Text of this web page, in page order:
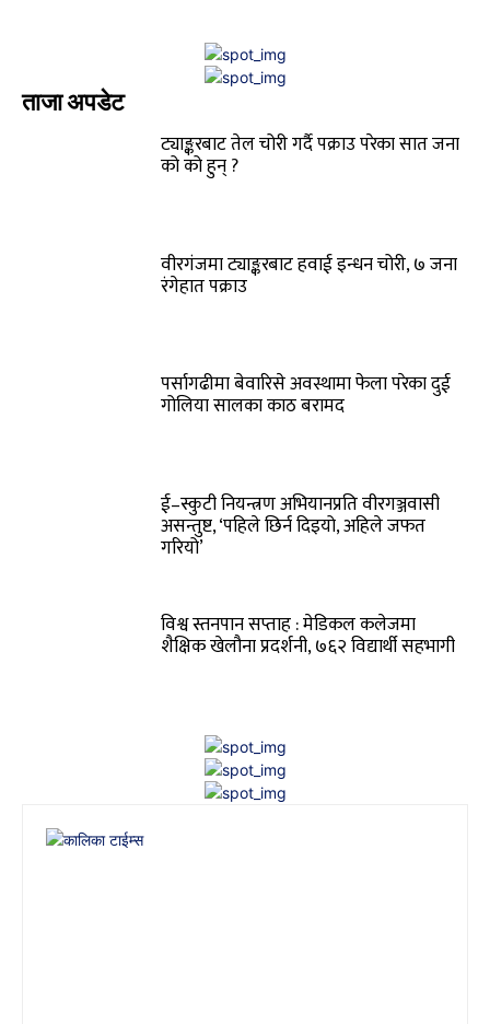
ताजा अपडेट
ट्याङ्करबाट तेल चोरी गर्दै पक्राउ परेका सात जना
को को हुन् ?
वीरगंजमा ट्याङ्करबाट हवाई इन्धन चोरी, ७ जना
रंगेहात पक्राउ
पर्सागढीमा बेवारिसे अवस्थामा फेला परेका दुई
गोलिया सालका काठ बरामद
ई–स्कुटी नियन्त्रण अभियानप्रति वीरगञ्जवासी
असन्तुष्ट, ‘पहिले छिर्न दिइयो, अहिले जफत
गरियो’
विश्व स्तनपान सप्ताह : मेडिकल कलेजमा
शैक्षिक खेलौना प्रदर्शनी, ७६२ विद्यार्थी सहभागी